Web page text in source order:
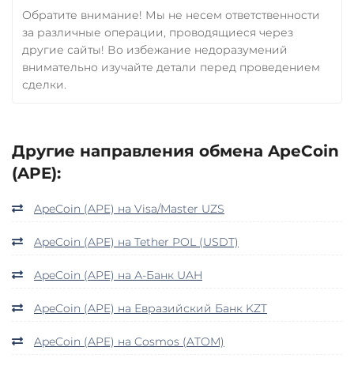
Обратите внимание! Мы не несем ответственности
за различные операции, проводящиеся через
другие сайты! Во избежание недоразумений
внимательно изучайте детали перед проведением
сделки.
Другие направления обмена ApeCoin
(APE):
ApeCoin (APE) на Visa/Master UZS
ApeCoin (APE) на Tether POL (USDT)
ApeCoin (APE) на А-Банк UAH
ApeCoin (APE) на Евразийский Банк KZT
ApeCoin (APE) на Cosmos (ATOM)